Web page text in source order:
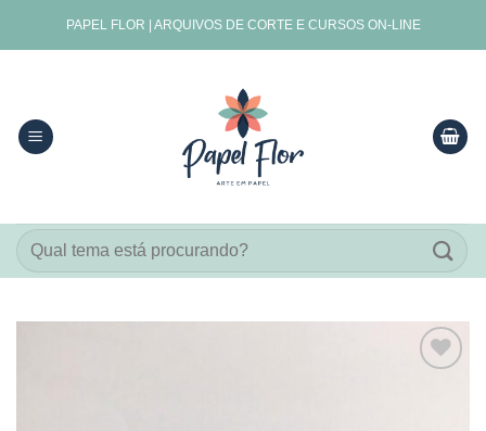
PAPEL FLOR | ARQUIVOS DE CORTE E CURSOS ON-LINE
Pesquisar
por: